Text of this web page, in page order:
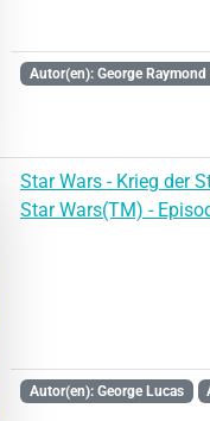
Autor(en): George
Star Wars - Krieg der
Star Wars(TM) -
Autor(en): George Lucas